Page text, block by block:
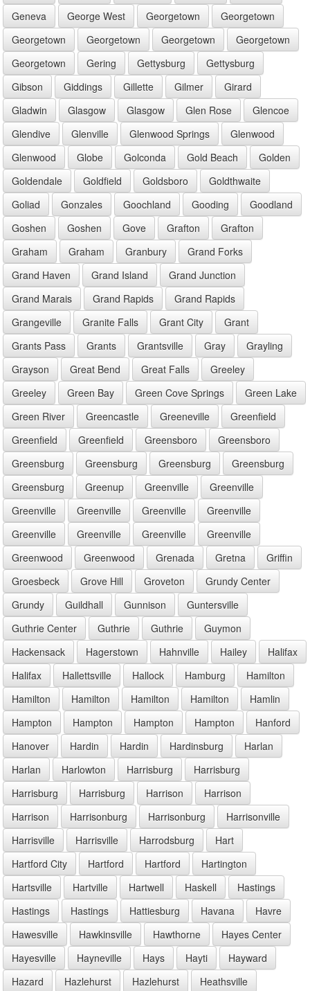
Geneva
George West Georgetown
Georgetown
Georgetown
Georgetown Georgetown
Georgetown
Georgetown
Gering Gettysburg
Gettysburg
Gibson
Giddings Gillette Gilmer
Girard
Gladwin
Glasgow Glasgow Glen Rose
Glencoe
Glendive
Glenville Glenwood Springs
Glenwood
Glenwood
Globe Golconda Gold Beach
Golden
Goldendale
Goldfield Goldsboro
Goldthwaite
Goliad
Gonzales Goochland Gooding
Goodland
Goshen
Goshen Gove Grafton
Grafton
Graham
Graham Granbury
Grand Forks
Grand Haven
Grand Island
Grand Junction
Grand Marais
Grand Rapids
Grand Rapids
Grangeville
Granite Falls Grant City
Grant
Grants Pass
Grants Grantsville Gray
Grayling
Grayson
Great Bend Great Falls
Greeley
Greeley
Green Bay Green Cove Springs
Green Lake
Green River
Greencastle Greeneville
Greenfield
Greenfield
Greenfield Greensboro
Greensboro
Greensburg
Greensburg Greensburg
Greensburg
Greensburg
Greenup Greenville
Greenville
Greenville
Greenville Greenville
Greenville
Greenville
Greenville Greenville
Greenville
Greenwood
Greenwood Grenada Gretna
Griffin
Groesbeck
Grove Hill Groveton
Grundy Center
Grundy
Guildhall Gunnison
Guntersville
Guthrie Center
Guthrie Guthrie
Guymon
Hackensack
Hagerstown Hahnville Hailey
Halifax
Halifax
Hallettsville Hallock Hamburg
Hamilton
Hamilton
Hamilton Hamilton Hamilton
Hamlin
Hampton
Hampton Hampton Hampton
Hanford
Hanover
Hardin Hardin Hardinsburg
Harlan
Harlan
Harlowton Harrisburg
Harrisburg
Harrisburg
Harrisburg Harrison
Harrison
Harrison
Harrisonburg Harrisonburg
Harrisonville
Harrisville
Harrisville Harrodsburg
Hart
Hartford City
Hartford Hartford
Hartington
Hartsville
Hartville Hartwell Haskell
Hastings
Hastings
Hastings Hattiesburg Havana
Havre
Hawesville
Hawkinsville Hawthorne
Hayes Center
Hayesville
Hayneville Hays Hayti
Hayward
Hazard
Hazlehurst Hazlehurst
Heathsville